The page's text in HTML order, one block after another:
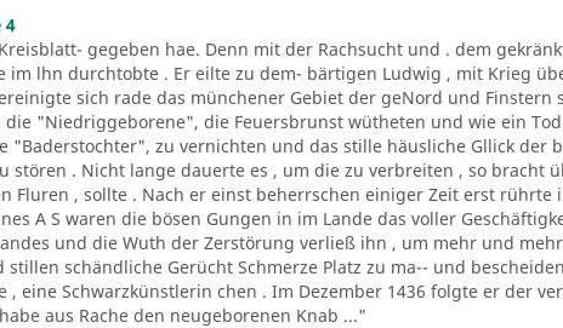
4
gegeben hae. Denn mit der Rachsucht und . dem
im lhn durchtobte . Er eilte zu dem- bärtigen Ludwig , mit Krieg
sich rade das münchener Gebiet der geNord und Finstern
die "Niedriggeborene", die Feuersbrunst wütheten und wie ein
"Baderstochter", zu vernichten und das stille häusliche Gllick der
stören . Nicht lange dauerte es , um die zu verbreiten , so bracht
Fluren , sollte . Nach er einst beherrschen einiger Zeit erst rührte
A S waren die bösen Gungen in im Lande das voller
und die Wuth der Zerstörung verließ ihn , um mehr und
stillen schändliche Gerücht Schmerze Platz zu ma-- und
, eine Schwarzkünstlerin chen . Im Dezember 1436 folgte er der
aus Rache den neugeborenen Knab ..."